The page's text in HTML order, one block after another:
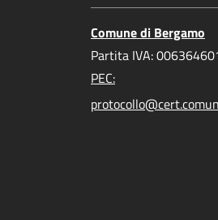
Comune di Bergamo
Partita IVA:
PEC: